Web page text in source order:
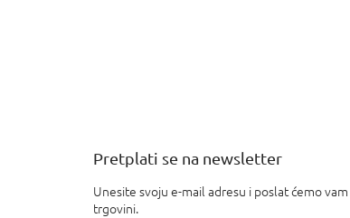
Pretplati se na newsletter
Unesite svoju e-mail adresu i poslat ćemo
trgovini.